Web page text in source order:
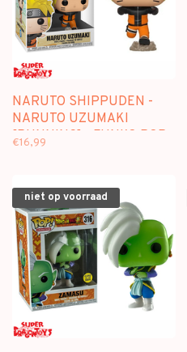
NARUTO SHIPPUDEN -
NARUTO UZUMAKI
[RUNNING] - FUNKO POP
€16,99
niet op voorraad